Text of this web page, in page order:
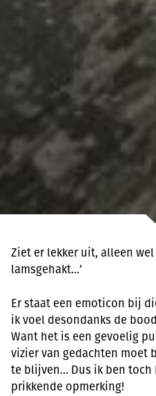
Ziet er lekker uit, alleen
lamsgehakt…’
Er staat een emoticon bij
ik voel desondanks de
Want het is een gevoelig
vizier van gedachten moet
te blijven… Dus ik ben toch
prikkende opmerking!